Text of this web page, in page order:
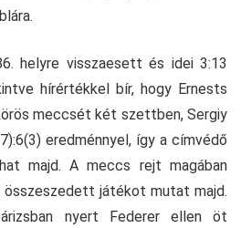
helyre visszaesett és idei 3:13
hírértékkel bír, hogy Ernests
meccsét két szettben, Sergiy
eredménnyel, így a címvédő
majd. A meccs rejt magában
játékot mutat majd.
nyert Federer ellen öt